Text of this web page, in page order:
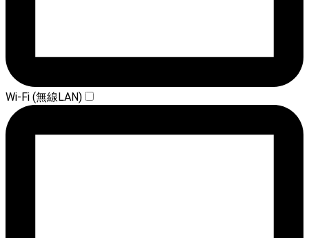
Wi-Fi (無線LAN)